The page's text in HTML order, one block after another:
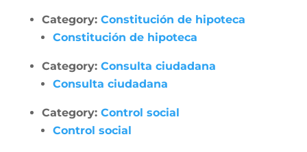
Category: Constitución de hipoteca
Constitución de hipoteca
Category: Consulta ciudadana
Consulta ciudadana
Category: Control social
Control social